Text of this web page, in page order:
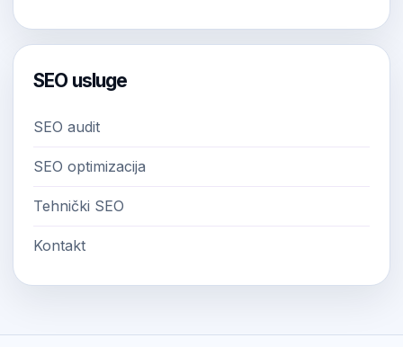
SEO usluge
SEO audit
SEO optimizacija
Tehnički SEO
Kontakt